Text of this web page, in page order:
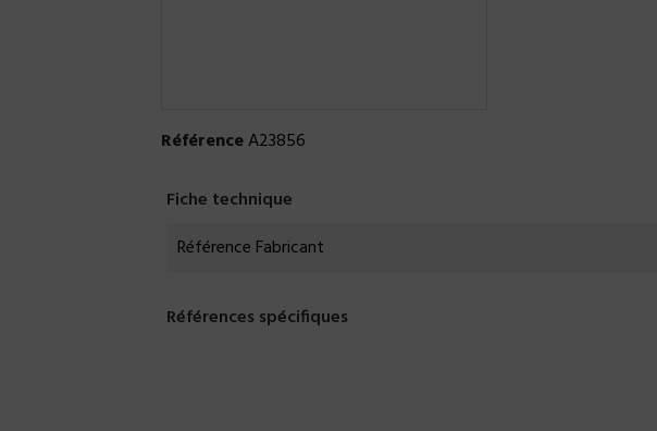
RéférenceA23856
Fiche technique
Référence Fabricant
Références spécifiques